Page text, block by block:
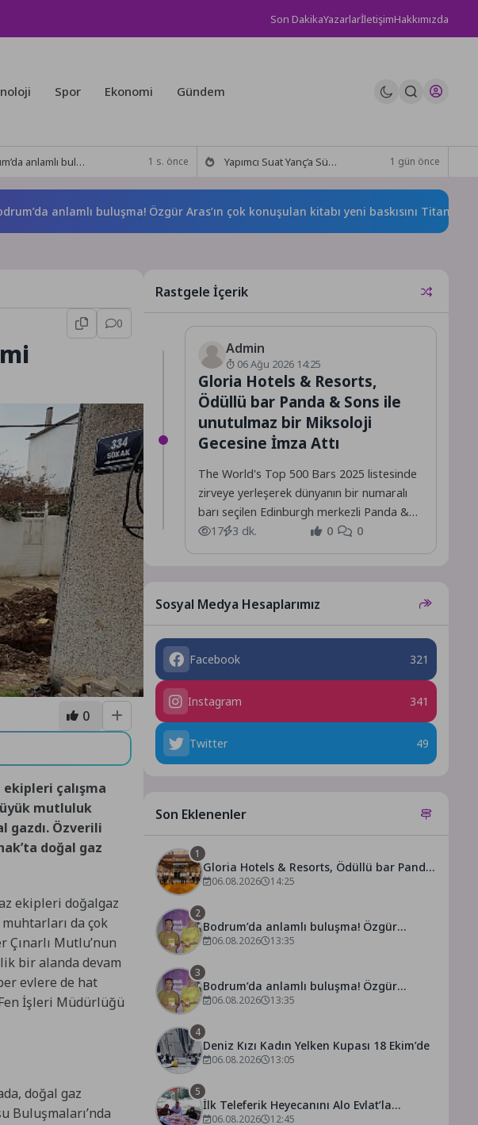
Son DakikaYazarlarİletişimHakkımızda
Spor Ekonomi Gündem
çok konuşulan kitabı yeni baskısını Titanic Luxury Collection Bodrum’da kutladı 1 s. önce Yapımcı Suat Yanç’a Sürpriz Doğum Günü Kutlaması! 1 gün önce
anlamlı buluşma! Özgür Aras’ın çok konuşulan kitabı yeni baskısını Titanic Luxury
0
0
çalışma
mutluluk
gazdı. Özverili
doğal gaz
ekipleri doğalgaz
da çok
Mutlu’nun
bir alanda devam
evlere de hat
İşleri Müdürlüğü
doğal gaz
Buluşmaları’nda
Rastgele İçerik
Admin
06 Ağu 2026 14:25
Gloria Hotels & Resorts,
Ödüllü bar Panda & Sons ile
unutulmaz bir Miksoloji
Gecesine İmza Attı
The World's Top 500 Bars 2025 listesinde
zirveye yerleşerek dünyanın bir numaralı
barı seçilen Edinburgh merkezli Panda &
Sons, Gloria...
17 3 dk. 0 0
Sosyal Medya Hesaplarımız
Facebook 321
Instagram 341
Twitter 49
Son Eklenenler
1
Gloria Hotels & Resorts, Ödüllü bar Panda
& Sons ile unutulmaz bir Miksoloji
06.08.2026 14:25
2
Bodrum’da anlamlı buluşma! Özgür
Aras’ın çok konuşulan kitabı yeni baskısını
kutladı
06.08.2026 13:35
3
Bodrum’da anlamlı buluşma! Özgür
Aras’ın çok konuşulan kitabı yeni baskısını
kutladı
06.08.2026 13:35
4
Deniz Kızı Kadın Yelken Kupası 18 Ekim’de
06.08.2026 13:05
5
İlk Teleferik Heyecanını Alo Evlat’la
Yaşadılar
06.08.2026 12:45